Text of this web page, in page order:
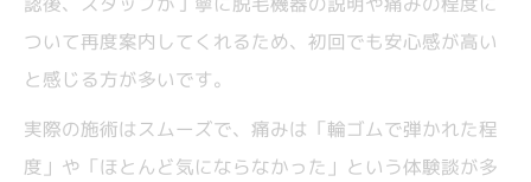
ついて再度案内してくれるため、初回でも安心感が高い
と感じる方が多いです。
実際の施術はスムーズで、痛みは「輪ゴムで弾かれた程
度」や「ほとんど気にならなかった」という体験談が多